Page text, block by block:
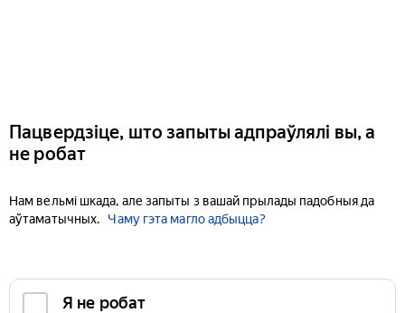
Пацвердзіце, што запыты адпраўлялі вы, а
не робат
Нам вельмі шкада, але запыты з вашай прылады падобныя да
аўтаматычных.
Чаму гэта магло адбыцца?
Я не робат